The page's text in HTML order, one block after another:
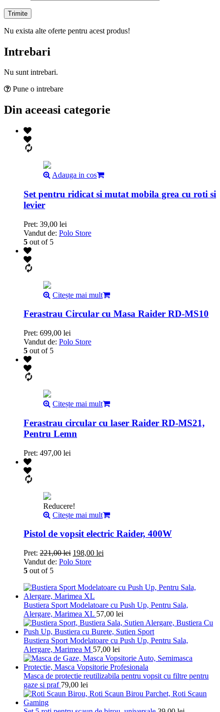
Nu exista alte oferte pentru acest produs!
Intrebari
Nu sunt intrebari.
Pune o intrebare
Din aceeasi categorie
Adauga in cos
Set pentru ridicat si mutat mobila grea cu roti si
levier
Pret: 39,00 lei
Vandut de: Polo Store
5 out of 5
Citește mai mult
Ferastrau Circular cu Masa Raider RD-MS10
Pret: 699,00 lei
Vandut de: Polo Store
5 out of 5
Citește mai mult
Ferastrau circular cu laser Raider RD-MS21,
Pentru Lemn
Pret: 497,00 lei
Reducere!
Citește mai mult
Pistol de vopsit electric Raider, 400W
Pret: 221,00lei 198,00 lei
Vandut de: Polo Store
5 out of 5
Bustiera Sport Modelatoare cu Push Up, Pentru Sala,
Alergare, Marimea XL 57,00 lei
Bustiera Sport Modelatoare cu Push Up, Pentru Sala,
Alergare, Marimea M 57,00 lei
Masca de protectie reutilizabila pentru vopsit cu filtre pentru
gaze si praf 79,00 lei